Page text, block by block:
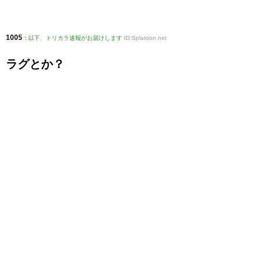
1005 : 以下、トリカラ速報がお届けします ID:Splatoon.net
ラグとか？